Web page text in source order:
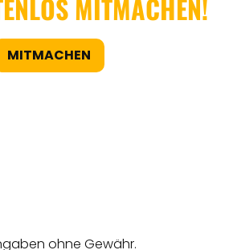
MITMACHEN!
MITMACHEN